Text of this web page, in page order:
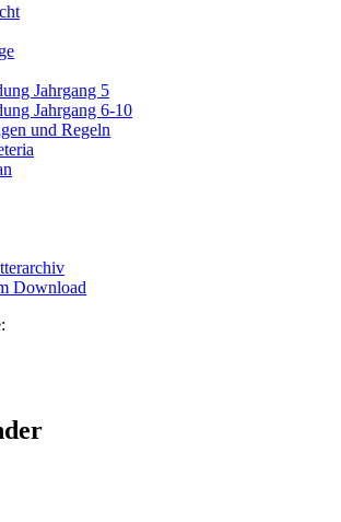
Jahrgang 5
Jahrgang 6-10
und Regeln
Download